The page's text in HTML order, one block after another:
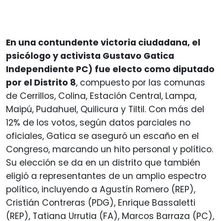
En una contundente victoria ciudadana, el
psicólogo y activista Gustavo Gatica
Independiente PC) fue electo como diputado
por el Distrito 8, compuesto por las comunas
de Cerrillos, Colina, Estación Central, Lampa,
Maipú, Pudahuel, Quilicura y Tiltil. Con más del
12% de los votos, según datos parciales no
oficiales, Gatica se aseguró un escaño en el
Congreso, marcando un hito personal y político.
Su elección se da en un distrito que también
eligió a representantes de un amplio espectro
político, incluyendo a Agustín Romero (REP),
Cristián Contreras (PDG), Enrique Bassaletti
(REP), Tatiana Urrutia (FA), Marcos Barraza (PC),